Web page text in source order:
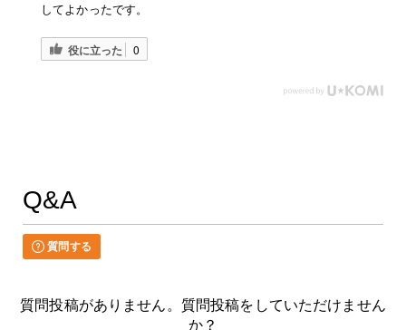
してよかったです。
役に立った 0
Q&A
質問する
質問投稿がありません。質問投稿をしていただけません
か？